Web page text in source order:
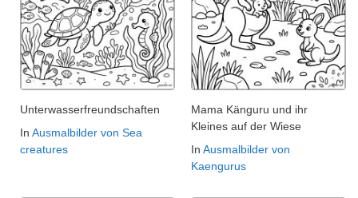
Unterwasserfreundschaften
In Ausmalbilder von Sea
creatures
Mama Känguru und ihr
Kleines auf der Wiese
In Ausmalbilder von
Kaengurus